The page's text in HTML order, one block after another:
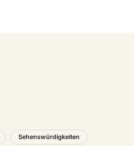
Sehenswürdigkeiten